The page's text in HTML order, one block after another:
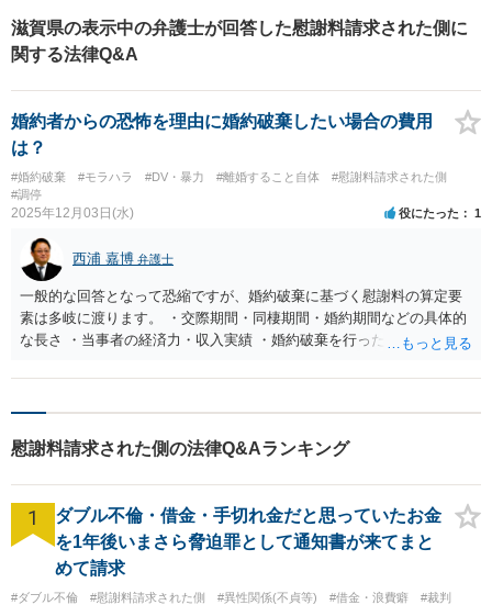
いました。 【解決の過程と結果】 ご面談後、減額の可能性が高いと判断しそ
の旨をお伝えしたところ、ご依頼をいただくことになりました。約3ヶ月間の
交渉の結果、慰謝料は500万円から430万円の減額となり、求償権を放棄する
きました。
滋賀県の表示中の弁護士が回答した慰謝料請求された側に
関する法律Q&A
婚約者からの恐怖を理由に婚約破棄したい場合の費用
は？
#婚約破棄 #モラハラ #DV・暴力 #離婚すること自体
#慰謝料請求された側
#調停
2025年12月03日(水) 役にたった 1
西浦 嘉博 弁護士
一般的な回答となって恐縮ですが、婚約破棄に基づく慰謝料の算定要
素は多岐に渡ります。 ・交際期間・同棲期間・婚約期間などの具体的
な長さ ・当事者の経済力・収入実績 ・婚約破棄を行った時期 ・結婚
無 ・婚約破棄時の当事者の年齢 ・交際期間中の妊娠・中絶・出産等の
程度に収束する印象を受けます。 ご不安であれば、具体的な内容を告
慰謝料請求された側の法律Q&Aランキング
1
ダブル不倫・借金・手切れ金だと思っていたお金
を1年後いまさら脅迫罪として通知書が来てまと
めて請求
#ダブル不倫 #慰謝料請求された側 #異性関係(不貞等) #借金・浪費癖 #裁判